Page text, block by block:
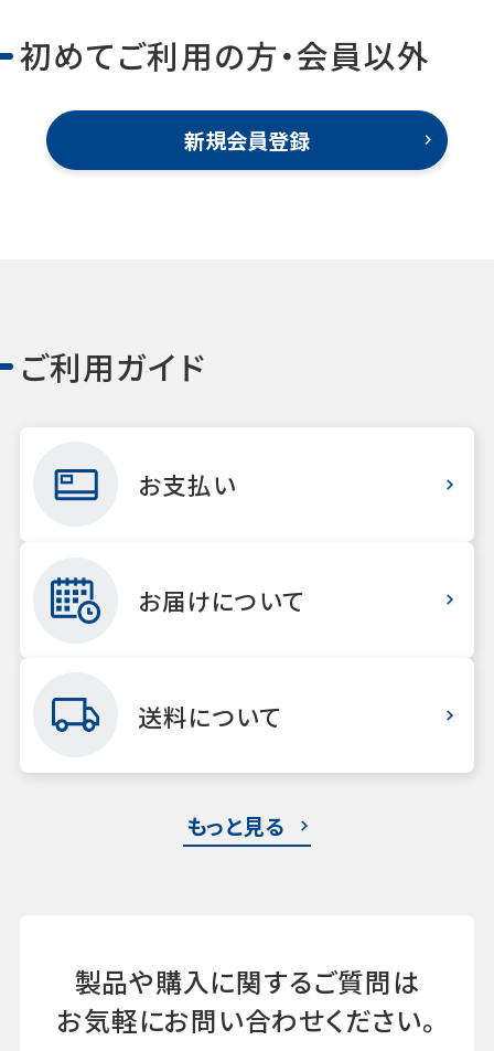
初めてご利用の方・会員以外
ご利用ガイド
お支払い
お届けについて
送料について
もっと見る
製品や購入に関するご質問は
お気軽にお問い合わせください。